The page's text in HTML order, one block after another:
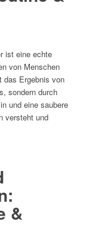
ist eine echte
von Menschen
das Ergebnis von
sondern durch
und eine saubere
versteht und
&